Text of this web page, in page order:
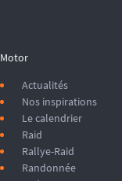
Motor
Actualités
Nos inspirations
Le calendrier
Raid
Rallye-Raid
Randonnée